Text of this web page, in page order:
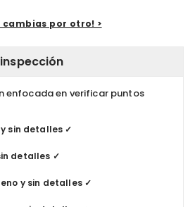
cambias por otro! >
enfocada en verificar puntos
y sin detalles ✓
detalles ✓
y sin detalles ✓